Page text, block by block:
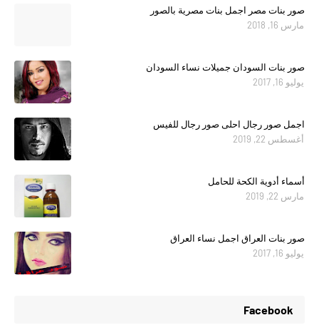
صور بنات مصر اجمل بنات مصرية بالصور
مارس 16, 2018
صور بنات السودان جميلات نساء السودان
يوليو 16, 2017
اجمل صور رجال احلى صور رجال للفيس
أغسطس 22, 2019
أسماء أدوية الكحة للحامل
مارس 22, 2019
صور بنات العراق اجمل نساء العراق
يوليو 16, 2017
Facebook